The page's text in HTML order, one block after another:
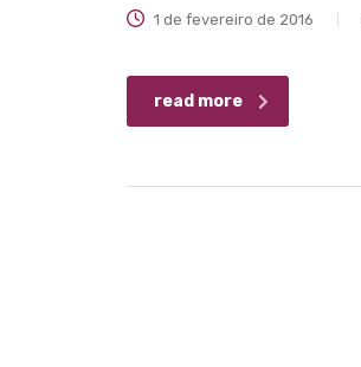
1 de fevereiro de 2016
read more